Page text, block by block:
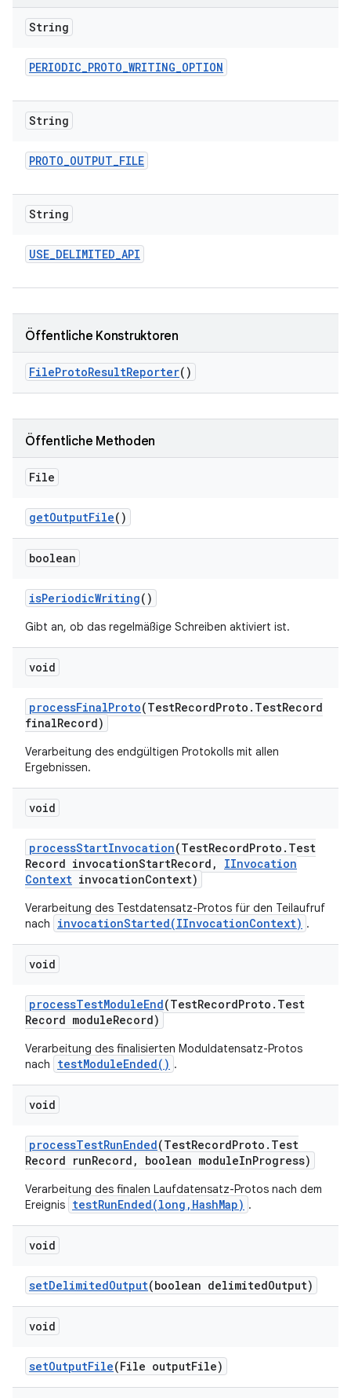
String
PERIODIC_PROTO_WRITING_OPTION
String
PROTO_OUTPUT_FILE
String
USE_DELIMITED_API
Öffentliche Konstruktoren
FileProtoResultReporter()
Öffentliche Methoden
File
getOutputFile()
boolean
isPeriodicWriting()
Gibt an, ob das regelmäßige Schreiben aktiviert ist.
void
processFinalProto(TestRecordProto . TestRecord
finalRecord)
Verarbeitung des endgültigen Protokolls mit allen
Ergebnissen.
void
processStartInvocation(TestRecordProto . Test
Record invocationStartRecord ,
IInvocation
Context invocationContext)
Verarbeitung des Testdatensatz-Protos für den Teilaufruf
nach
invocationStarted(IInvocationContext) .
void
processTestModuleEnd(TestRecordProto . Test
Record moduleRecord)
Verarbeitung des finalisierten Moduldatensatz-Protos
nach
testModuleEnded() .
void
processTestRunEnded(TestRecordProto . Test
Record runRecord , boolean moduleInProgress)
Verarbeitung des finalen Laufdatensatz-Protos nach dem
Ereignis testRunEnded(long,HashMap) .
void
setDelimitedOutput(boolean delimitedOutput)
void
setOutputFile(File outputFile)